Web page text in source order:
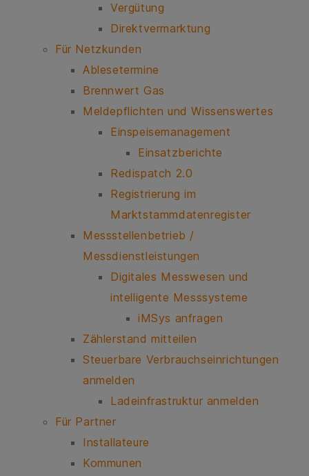
Vergütung
Direktvermarktung
Für Netzkunden
Ablesetermine
Brennwert Gas
Meldepflichten und Wissenswertes
Einspeisemanagement
Einsatzberichte
Redispatch 2.0
Registrierung im
Marktstammdatenregister
Messstellenbetrieb /
Messdienstleistungen
Digitales Messwesen und
intelligente Messsysteme
iMSys anfragen
Zählerstand mitteilen
Steuerbare Verbrauchseinrichtungen
anmelden
Ladeinfrastruktur anmelden
Für Partner
Installateure
Kommunen